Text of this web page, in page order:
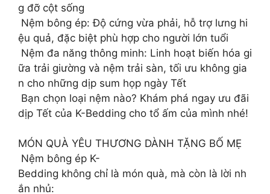
g đỡ cột sống
Nệm bông ép: Độ cứng vừa phải, hỗ trợ lưng hi
ệu quả, đặc biệt phù hợp cho người lớn tuổi
Nệm đa năng thông minh: Linh hoạt biến hóa gi
ữa trải giường và nệm trải sàn, tối ưu không gia
n cho những dịp sum họp ngày Tết
Bạn chọn loại nệm nào? Khám phá ngay ưu đãi
dịp Tết của K-Bedding cho tổ ấm của mình nhé!
MÓN QUÀ YÊU THƯƠNG DÀNH TẶNG BỐ MẸ
Nệm bông ép K-
Bedding không chỉ là món quà, mà còn là lời nh
ắn nhủ: